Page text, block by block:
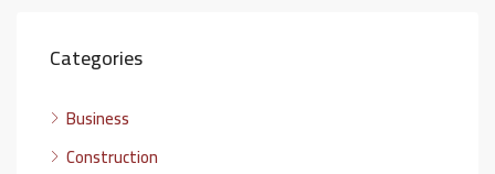
Categories
Business
Construction